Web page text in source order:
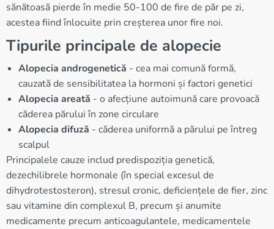
sănătoasă pierde în medie 50-100 de fire de păr pe zi,
acestea fiind înlocuite prin creșterea unor fire noi.
Tipurile principale de alopecie
Alopecia androgenetică - cea mai comună formă,
cauzată de sensibilitatea la hormoni și factori genetici
Alopecia areată - o afecțiune autoimună care provoacă
căderea părului în zone circulare
Alopecia difuză - căderea uniformă a părului pe întreg
scalpul
Principalele cauze includ predispoziția genetică,
dezechilibrele hormonale (în special excesul de
dihydrotestosteron), stresul cronic, deficiențele de fier, zinc
sau vitamine din complexul B, precum și anumite
medicamente precum anticoagulantele, medicamentele